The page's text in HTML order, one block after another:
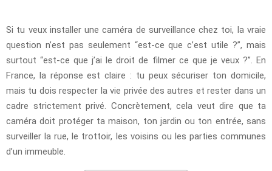
Si tu veux installer une caméra de surveillance chez toi, la vraie
question n’est pas seulement “est-ce que c’est utile ?”, mais
surtout “est-ce que j’ai le droit de filmer ce que je veux ?”. En
France, la réponse est claire : tu peux sécuriser ton domicile,
mais tu dois respecter la vie privée des autres et rester dans un
cadre strictement privé. Concrètement, cela veut dire que ta
caméra doit protéger ta maison, ton jardin ou ton entrée, sans
surveiller la rue, le trottoir, les voisins ou les parties communes
d’un immeuble.